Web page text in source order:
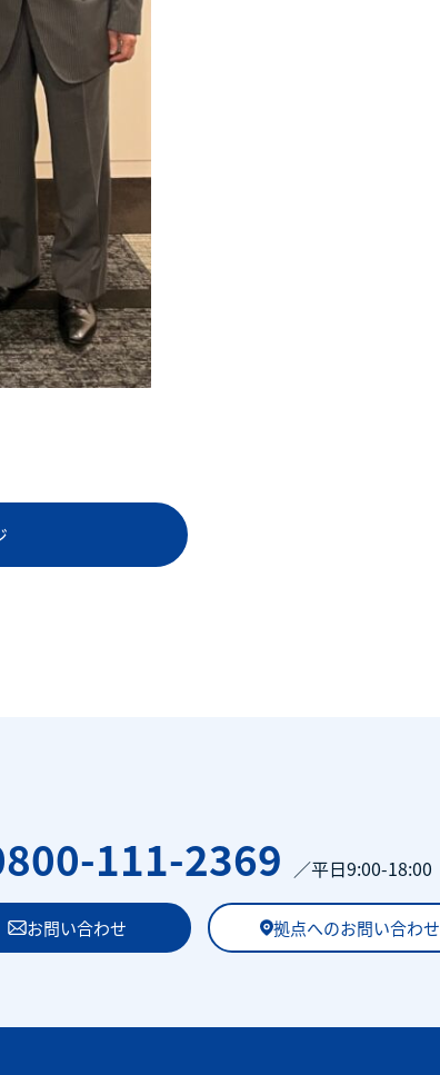
111-2369 ／平日9:00-18:00
お問い合わせ 拠点へのお問い合わせ